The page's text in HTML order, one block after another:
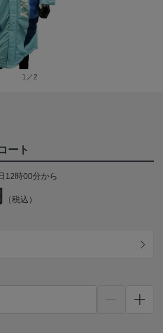
1／2
ート
12時00分から
（税込）